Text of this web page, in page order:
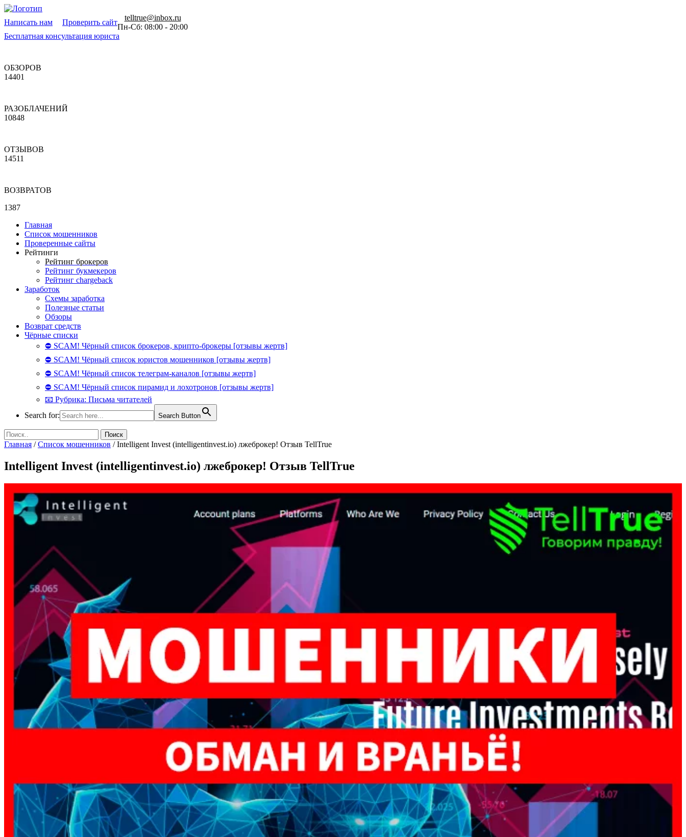
Написать нам Проверить сайт
telltrue@inbox.ru
Пн-Сб: 08:00 - 20:00
Бесплатная консультация юриста
ОБЗОРОВ
14401
РАЗОБЛАЧЕНИЙ
10848
ОТЗЫВОВ
14511
ВОЗВРАТОВ
1387
Главная
Список мошенников
Проверенные сайты
Рейтинги
Рейтинг брокеров
Рейтинг букмекеров
Рейтинг chargeback
Заработок
Схемы заработка
Полезные статьи
Обзоры
Возврат средств
Чёрные списки
⛔ SCAM! Чёрный список брокеров, крипто-брокеры [отзывы жертв]
⛔ SCAM! Чёрный список юристов мошенников [отзывы жертв]
⛔ SCAM! Чёрный список телеграм-каналов [отзывы жертв]
⛔ SCAM! Чёрный список пирамид и лохотронов [отзывы жертв]
📧 Рубрика: Письма читателей
Search for:
Search Button
Главная /Список мошенников /Intelligent Invest (intelligentinvest.io) лжеброкер! Отзыв TellTrue
Intelligent Invest (intelligentinvest.io) лжеброкер! Отзыв TellTrue